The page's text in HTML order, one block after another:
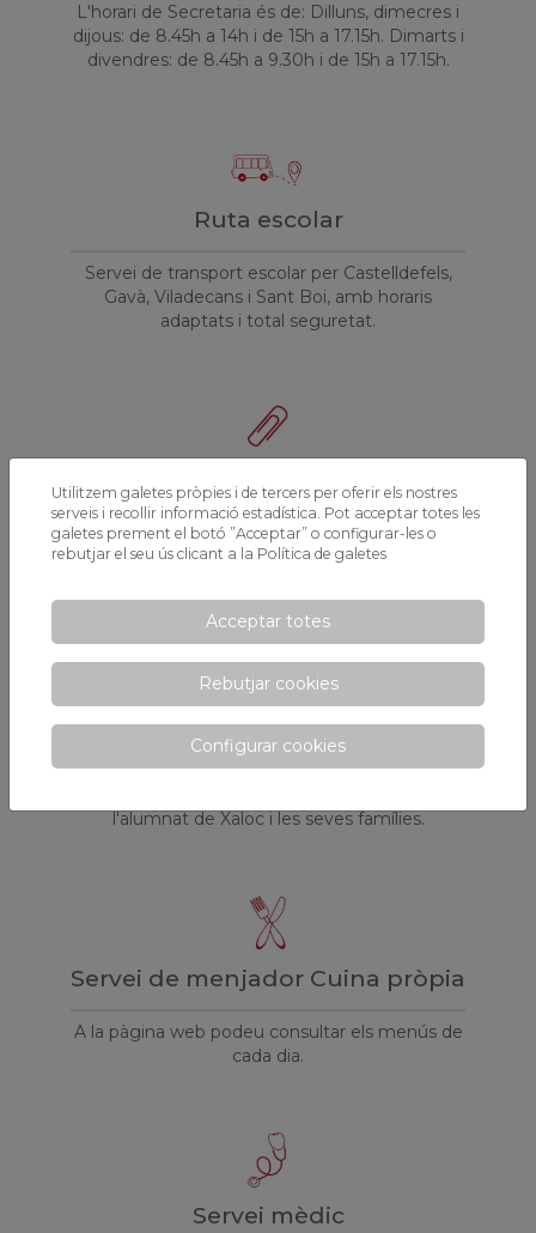
L'horari de Secretaria és de: Dilluns, dimecres i
dijous: de 8.45h a 14h i de 15h a 17.15h. Dimarts i
divendres: de 8.45h a 9.30h i de 15h a 17.15h.
Ruta escolar
Servei de transport escolar per Castelldefels,
Gavà, Viladecans i Sant Boi, amb horaris
adaptats i total seguretat.
Material escolar i uniformes
Podeu trobar la informació completa dels
llibres, material escolar i uniformes.
Departament d'orientació
Servei intern d'orientació educativa,
l'alumnat de Xaloc i les seves famílies.
Servei de menjador Cuina pròpia
A la pàgina web podeu consultar els menús de
cada dia.
Servei mèdic
Utilitzem galetes pròpies i de tercers per oferir els nostres
serveis i recollir informació estadística. Pot acceptar totes les
galetes prement el botó ”Acceptar” o configurar-les o
rebutjar el seu ús clicant a la Política de galetes
Acceptar totes
Rebutjar cookies
Configurar cookies